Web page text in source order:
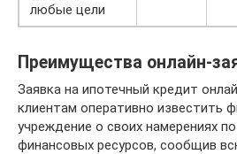
любые цели
Преимущества онлайн-
Заявка на ипотечный кредит
клиентам оперативно известить
учреждение о своих намерениях
финансовых ресурсов, сообщив